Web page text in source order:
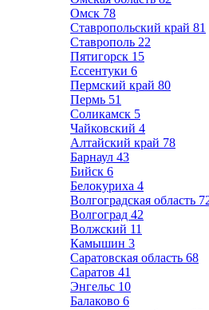
Омск 78
Ставропольский край 81
Ставрополь 22
Пятигорск 15
Ессентуки 6
Пермский край 80
Пермь 51
Соликамск 5
Чайковский 4
Алтайский край 78
Барнаул 43
Бийск 6
Белокуриха 4
Волгоградская область
Волгоград 42
Волжский 11
Камышин 3
Саратовская область 68
Саратов 41
Энгельс 10
Балаково 6